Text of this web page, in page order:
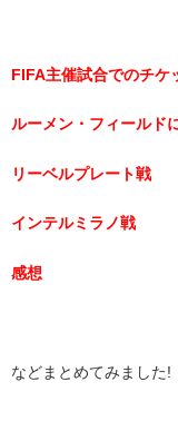
FIFA主催試合でのチケ
ルーメン・フィールド
リーベルプレート戦
インテルミラノ戦
感想
などまとめてみました!